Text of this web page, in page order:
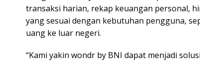
transaksi harian, rekap keuangan personal,
yang sesuai dengan kebutuhan pengguna,
uang ke luar negeri.
“Kami yakin wondr by BNI dapat menjadi